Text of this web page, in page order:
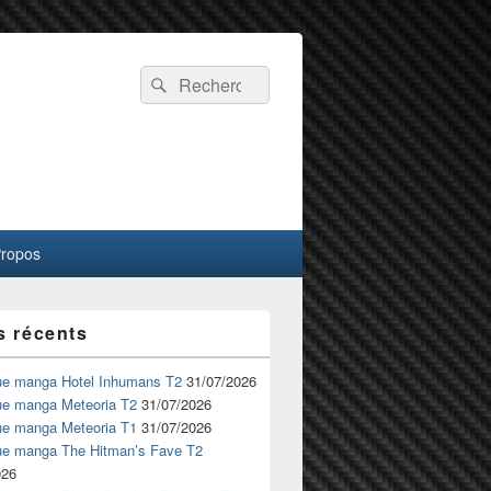
Recherche :
Rechercher
récents
manga Hotel Inhumans T2 31/07/2026
manga Meteoria T2 31/07/2026
manga Meteoria T1 31/07/2026
manga The Hitman’s Fave T2